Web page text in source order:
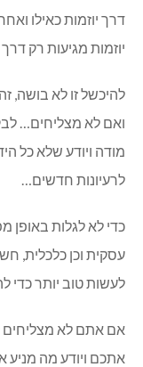
דרך יוזמות כאילו
יוזמות מגיעות רק
להיכשל זו לא בושה,
ואם לא מצליחים…
מודה ויודע שלא כל
לרעיונות חדשים…
כדי לא לגלות באופן
עסקית וכן כלכלית,
לעשות טוב יותר כדי
אם אתם לא מצליחים
אתכם ויודע מה